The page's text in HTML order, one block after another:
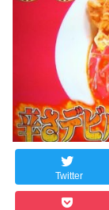
Twitter